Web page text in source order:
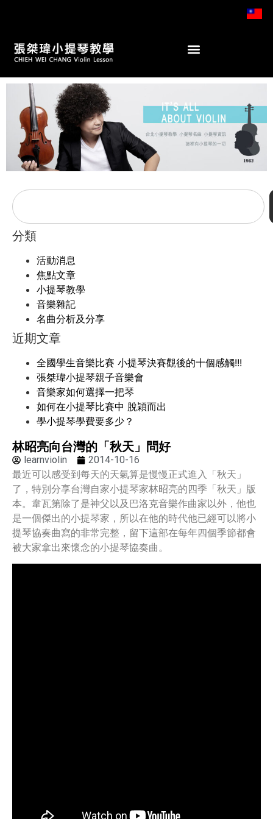
分類
活動消息
焦點文章
小提琴教學
音樂雜記
名曲分析及分享
近期文章
全國學生音樂比賽 小提琴決賽觀後的十個感觸!!!
張桀瑋小提琴親子音樂會
音樂家如何選擇一把琴
如何在小提琴比賽中 脫穎而出
學小提琴學費要多少？
林昭亮向台灣的「秋天」問好
learnviolin
2014-10-16
最近可以感受到每天的天氣算是慢慢正式進入「秋天」
了，特別分享台灣自家小提琴家林昭亮的四季「秋天」版
本。韋瓦第除了是神父以及巴洛克音樂作曲家以外，他也
是一個傑出的小提琴家，所以在他的時代他已經可以將小
提琴協奏曲寫的非常完整，留下這部在每年四個季節都會
被大家拿出來懷念的小提琴協奏曲。